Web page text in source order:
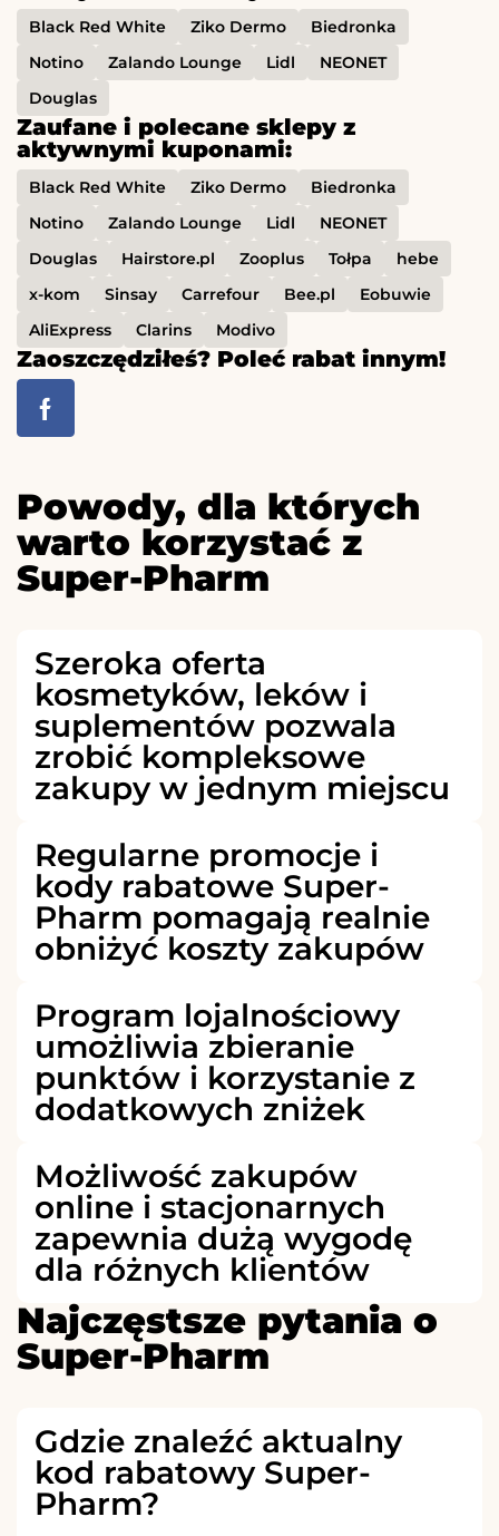
Black Red White Ziko Dermo
Biedronka
Notino
Zalando Lounge Lidl
NEONET
Douglas
Zaufane i polecane sklepy z
aktywnymi kuponami:
Black Red White Ziko Dermo
Biedronka
Notino
Zalando Lounge Lidl
NEONET
Douglas
Hairstore.pl Zooplus Tołpa
hebe
x-kom
Sinsay Carrefour Bee.pl
Eobuwie
AliExpress
Clarins Modivo
Zaoszczędziłeś? Poleć rabat innym!
Powody, dla których
warto korzystać z
Super-Pharm
Szeroka oferta
kosmetyków, leków i
suplementów pozwala
zrobić kompleksowe
zakupy w jednym miejscu
Regularne promocje i
kody rabatowe Super-
Pharm pomagają realnie
obniżyć koszty zakupów
Program lojalnościowy
umożliwia zbieranie
punktów i korzystanie z
dodatkowych zniżek
Możliwość zakupów
online i stacjonarnych
zapewnia dużą wygodę
dla różnych klientów
Najczęstsze pytania o
Super-Pharm
Gdzie znaleźć aktualny
kod rabatowy Super-
Pharm?